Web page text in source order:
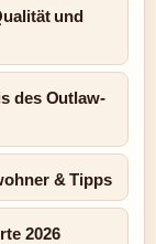
und
des Outlaw-
& Tipps
2026